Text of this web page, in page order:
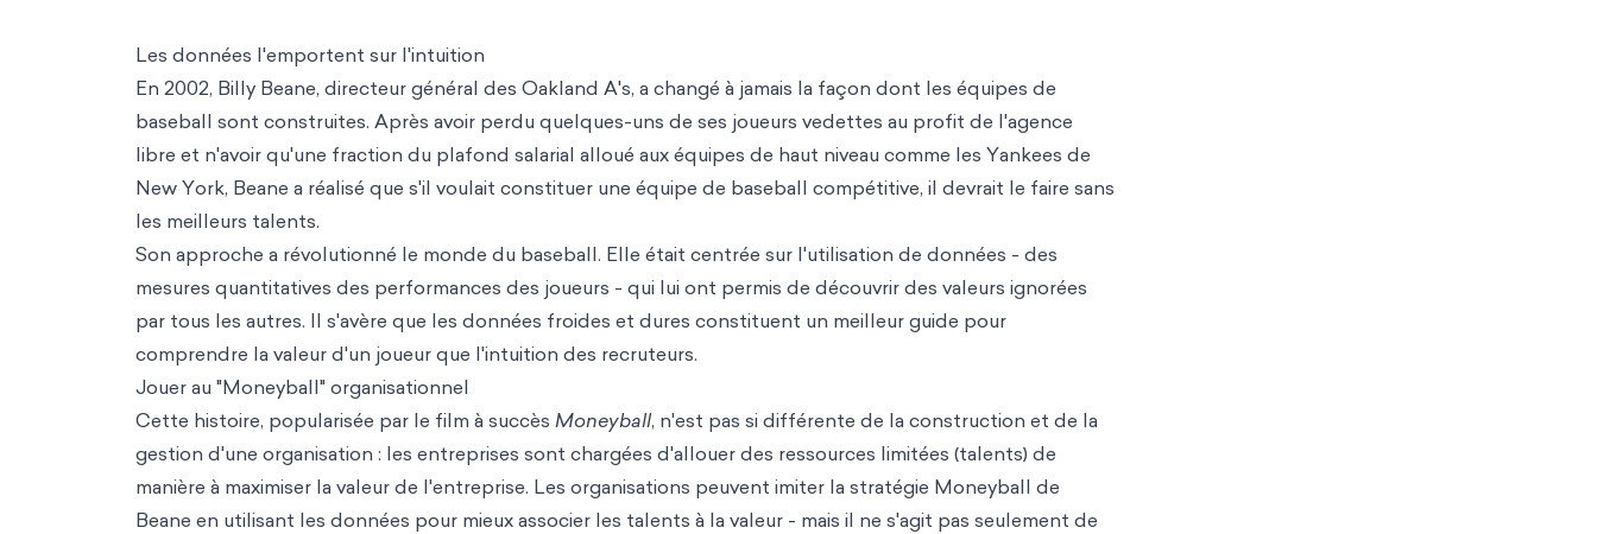
Les données l'emportent sur l'intuition
En 2002, Billy Beane, directeur général des Oakland A's, a changé à jamais la façon dont les équipes de
baseball sont construites. Après avoir perdu quelques-uns de ses joueurs vedettes au profit de l'agence
libre et n'avoir qu'une fraction du plafond salarial alloué aux équipes de haut niveau comme les Yankees de
New York, Beane a réalisé que s'il voulait constituer une équipe de baseball compétitive, il devrait le faire sans
les meilleurs talents.
Son approche a révolutionné le monde du baseball. Elle était centrée sur l'utilisation de données - des
mesures quantitatives des performances des joueurs - qui lui ont permis de découvrir des valeurs ignorées
par tous les autres. Il s'avère que les données froides et dures constituent un meilleur guide pour
comprendre la valeur d'un joueur que l'intuition des recruteurs.
Jouer au "Moneyball" organisationnel
Cette histoire, popularisée par le film à succès Moneyball, n'est pas si différente de la construction et de la
gestion d'une organisation : les entreprises sont chargées d'allouer des ressources limitées (talents) de
manière à maximiser la valeur de l'entreprise. Les organisations peuvent imiter la stratégie Moneyball de
Beane en utilisant les données pour mieux associer les talents à la valeur - mais il ne s'agit pas seulement de